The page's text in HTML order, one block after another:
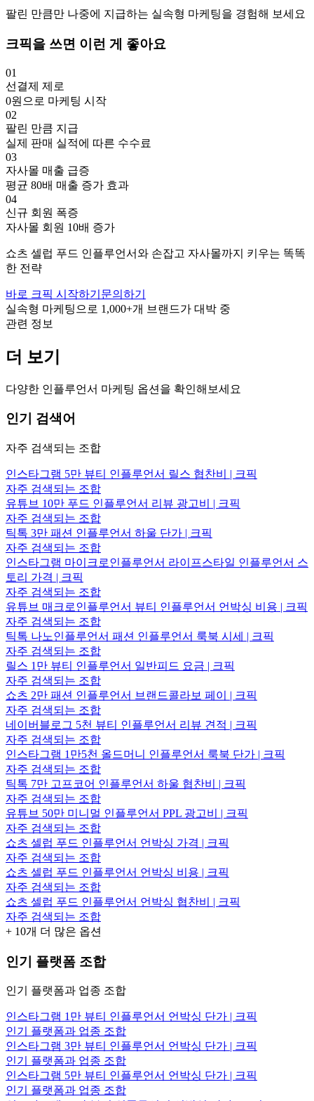
팔린 만큼만 나중에 지급하는 실속형 마케팅을 경험해 보세요
크픽을 쓰면 이런 게 좋아요
01
선결제 제로
0원으로 마케팅 시작
02
팔린 만큼 지급
실제 판매 실적에 따른 수수료
03
자사몰 매출 급증
평균 80배 매출 증가 효과
04
신규 회원 폭증
자사몰 회원 10배 증가
쇼츠 셀럽 푸드 인플루언서와 손잡고 자사몰까지 키우는 똑똑
한 전략
바로 크픽 시작하기 문의하기
실속형 마케팅으로 1,000+개 브랜드가 대박 중
관련 정보
더 보기
다양한 인플루언서 마케팅 옵션을 확인해보세요
인기 검색어
자주 검색되는 조합
인스타그램 5만 뷰티 인플루언서 릴스 협찬비 | 크픽
자주 검색되는 조합
유튜브 10만 푸드 인플루언서 리뷰 광고비 | 크픽
자주 검색되는 조합
틱톡 3만 패션 인플루언서 하울 단가 | 크픽
자주 검색되는 조합
인스타그램 마이크로인플루언서 라이프스타일 인플루언서 스
토리 가격 | 크픽
자주 검색되는 조합
유튜브 매크로인플루언서 뷰티 인플루언서 언박싱 비용 | 크픽
자주 검색되는 조합
틱톡 나노인플루언서 패션 인플루언서 룩북 시세 | 크픽
자주 검색되는 조합
릴스 1만 뷰티 인플루언서 일반피드 요금 | 크픽
자주 검색되는 조합
쇼츠 2만 패션 인플루언서 브랜드콜라보 페이 | 크픽
자주 검색되는 조합
네이버블로그 5천 뷰티 인플루언서 리뷰 견적 | 크픽
자주 검색되는 조합
인스타그램 1만5천 올드머니 인플루언서 룩북 단가 | 크픽
자주 검색되는 조합
틱톡 7만 고프코어 인플루언서 하울 협찬비 | 크픽
자주 검색되는 조합
유튜브 50만 미니멀 인플루언서 PPL 광고비 | 크픽
자주 검색되는 조합
쇼츠 셀럽 푸드 인플루언서 언박싱 가격 | 크픽
자주 검색되는 조합
쇼츠 셀럽 푸드 인플루언서 언박싱 비용 | 크픽
자주 검색되는 조합
쇼츠 셀럽 푸드 인플루언서 언박싱 협찬비 | 크픽
자주 검색되는 조합
+ 10개 더 많은 옵션
인기 플랫폼 조합
인기 플랫폼과 업종 조합
인스타그램 1만 뷰티 인플루언서 언박싱 단가 | 크픽
인기 플랫폼과 업종 조합
인스타그램 3만 뷰티 인플루언서 언박싱 단가 | 크픽
인기 플랫폼과 업종 조합
인스타그램 5만 뷰티 인플루언서 언박싱 단가 | 크픽
인기 플랫폼과 업종 조합